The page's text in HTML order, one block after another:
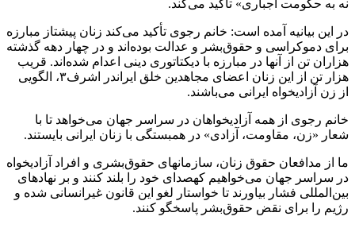
نه به حکومت اجباری» تأکید می‌کند.
در این بیانیه آمده است: خانم رجوی تأکید می‌کند زنان پیشتاز مبارزه
برای دموکراسی و حقوق‌بشر و عدالت بوده‌اند و در چهار دهه گذشته
هزاران تن از آنها در مبارزه با دیکتاتوری دینی اعدام شده‌اند. قریب
هزار تن از این زنان اعضای مجاهدین خلق ایراندر اشرف۳، الگویی
از زن آزادیخواه ایرانی می‌باشند.
خانم رجوی از همه آزادیخواهان در سراسر جهان می‌خواهد تا با
شعار «زن، مقاومت، آزادی» در همبستگی با زنان ایرانی بایستند.
ما از مدافعان حقوق زنان، سازمانهای حقوق‌بشری و افراد آزادیخواه
در سراسر جهان می‌خواهیم کهصدای خود را بلند کنند و بر نهادهای
بین‌المللی فشار بیاورند تا خواستار لغو این قانون غیرانسانی شده و
رژیم را برای نقض حقوق‌بشر پاسخگو کنند.